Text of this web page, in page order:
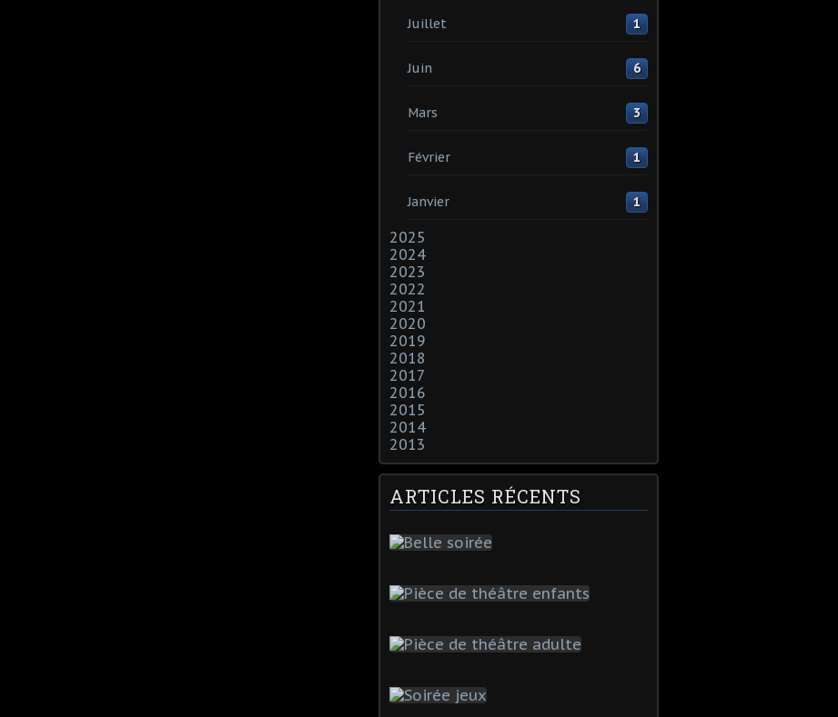
Juillet 1
Juin 6
Mars 3
Février 1
Janvier 1
2025
2024
2023
2022
2021
2020
2019
2018
2017
2016
2015
2014
2013
ARTICLES RÉCENTS